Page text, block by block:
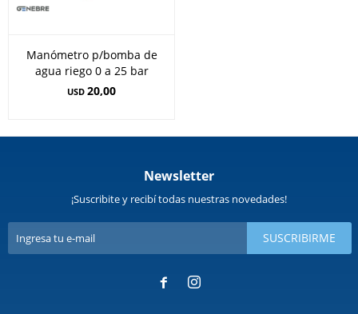
Manómetro p/bomba de
agua riego 0 a 25 bar
USD 20,00
Newsletter
¡Suscribite y recibí todas nuestras novedades!
SUSCRIBIRME
 